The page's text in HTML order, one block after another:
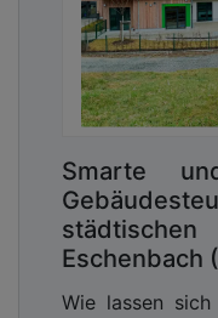
Smarte
Eschenbach
Wie lassen sich